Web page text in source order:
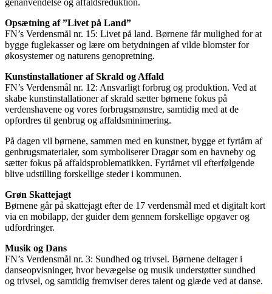
Opsætning af ”Livet på Land”
FN’s Verdensmål nr. 15: Livet på land. Børnene får mulighed for at
bygge fuglekasser og lære om betydningen af vilde blomster for
økosystemer og naturens genopretning.
Kunstinstallationer af Skrald og Affald
FN’s Verdensmål nr. 12: Ansvarligt forbrug og produktion. Ved at
skabe kunstinstallationer af skrald sætter børnene fokus på
verdenshavene og vores forbrugsmønstre, samtidig med at de
opfordres til genbrug og affaldsminimering.
På dagen vil børnene, sammen med en kunstner, bygge et fyrtårn af
genbrugsmaterialer, som symboliserer Dragør som en havneby og
sætter fokus på affaldsproblematikken. Fyrtårnet vil efterfølgende
blive udstilling forskellige steder i kommunen.
Grøn Skattejagt
Børnene går på skattejagt efter de 17 verdensmål med et digitalt kort
via en mobilapp, der guider dem gennem forskellige opgaver og
udfordringer.
Musik og Dans
FN’s Verdensmål nr. 3: Sundhed og trivsel. Børnene deltager i
danseopvisninger, hvor bevægelse og musik understøtter sundhed
og trivsel, og samtidig fremviser deres talent og glæde ved at danse.